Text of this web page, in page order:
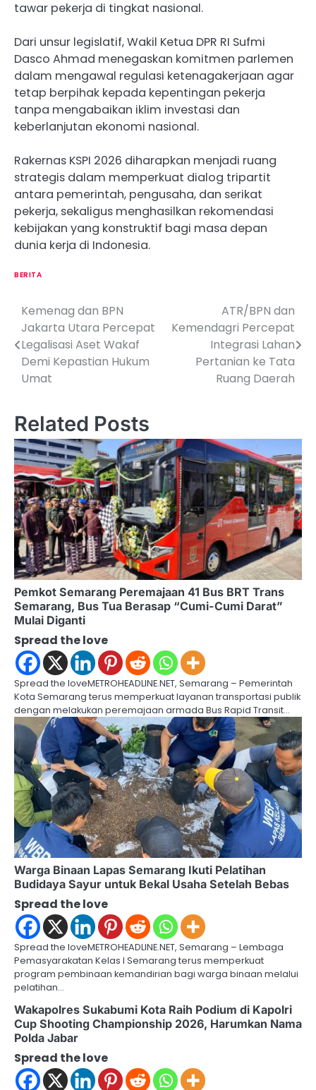
tawar pekerja di tingkat nasional.
Dari unsur legislatif, Wakil Ketua DPR RI Sufmi
Dasco Ahmad menegaskan komitmen parlemen
dalam mengawal regulasi ketenagakerjaan agar
tetap berpihak kepada kepentingan pekerja
tanpa mengabaikan iklim investasi dan
keberlanjutan ekonomi nasional.
Rakernas KSPI 2026 diharapkan menjadi ruang
strategis dalam memperkuat dialog tripartit
antara pemerintah, pengusaha, dan serikat
pekerja, sekaligus menghasilkan rekomendasi
kebijakan yang konstruktif bagi masa depan
dunia kerja di Indonesia.
BERITA
P
o
s
n
a
v
i
g
a
t
i
o
n
Kemenag dan BPN
Jakarta Utara Percepat
Legalisasi Aset Wakaf
Demi Kepastian Hukum
Umat
ATR/BPN dan
Kemendagri Percepat
Integrasi Lahan
Pertanian ke Tata
Ruang Daerah
Related Posts
Pemkot Semarang Peremajaan 41 Bus BRT Trans
Semarang, Bus Tua Berasap “Cumi-Cumi Darat”
Mulai Diganti
Spread the love
Spread the loveMETROHEADLINE.NET, Semarang – Pemerintah
Kota Semarang terus memperkuat layanan transportasi publik
dengan melakukan peremajaan armada Bus Rapid Transit…
Warga Binaan Lapas Semarang Ikuti Pelatihan
Budidaya Sayur untuk Bekal Usaha Setelah Bebas
Spread the love
Spread the loveMETROHEADLINE.NET, Semarang – Lembaga
Pemasyarakatan Kelas I Semarang terus memperkuat
program pembinaan kemandirian bagi warga binaan melalui
pelatihan…
Wakapolres Sukabumi Kota Raih Podium di Kapolri
Cup Shooting Championship 2026, Harumkan Nama
Polda Jabar
Spread the love